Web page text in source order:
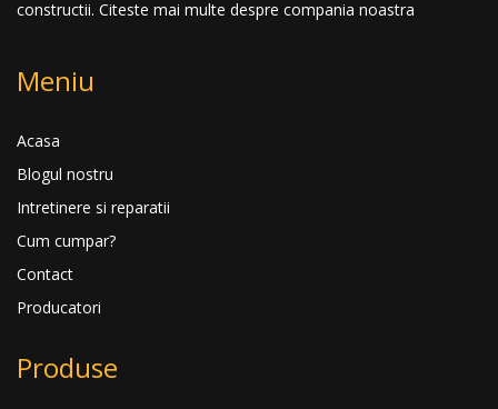
constructii. Citeste mai multe despre compania noastra
Meniu
Acasa
Blogul nostru
Intretinere si reparatii
Cum cumpar?
Contact
Producatori
Produse